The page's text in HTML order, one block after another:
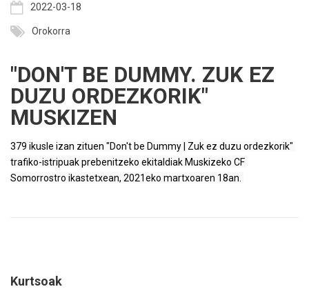
2022-03-18
Orokorra
"DON'T BE DUMMY. ZUK EZ
DUZU ORDEZKORIK"
MUSKIZEN
379 ikusle izan zituen "Don't be Dummy | Zuk ez duzu ordezkorik"
trafiko-istripuak prebenitzeko ekitaldiak Muskizeko CF
Somorrostro ikastetxean, 2021eko martxoaren 18an.
Kurtsoak